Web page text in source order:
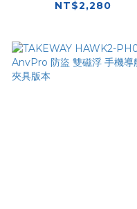
機導航架 夾具版本
NT$2,280